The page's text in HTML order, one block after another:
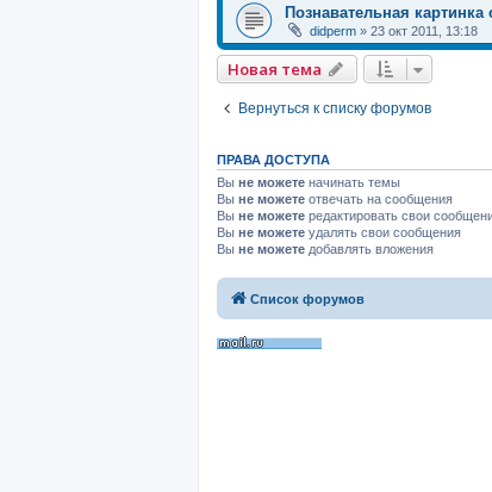
Познавательная
didperm » 23 окт 2011, 13:18
Новая тема
Вернуться к списку форумов
ПРАВА ДОСТУПА
Вы не можете начинать темы
Вы не можете отвечать на сообщения
Вы не можете редактировать свои
Вы не можете удалять свои сообщения
Вы не можете добавлять вложения
Список форумов